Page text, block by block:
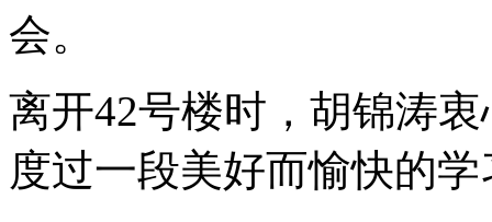
会。
离开42号楼时，胡锦涛
度过一段美好而愉快的